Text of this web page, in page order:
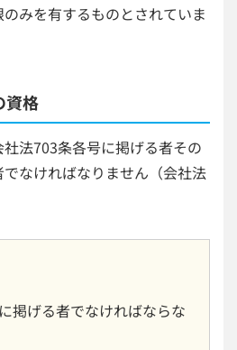
みを有するものとされていま
資格
法703条各号に掲げる者その
なければなりません（会社法
掲げる者でなければならな